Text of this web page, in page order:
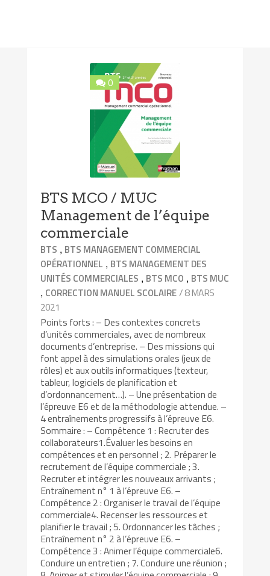
0
BTS MCO / MUC
Management de l’équipe
commerciale
BTS , BTS MANAGEMENT COMMERCIAL
OPÉRATIONNEL , BTS MANAGEMENT DES
UNITÉS COMMERCIALES , BTS MCO , BTS MUC
, CORRECTION MANUEL SCOLAIRE/ 8 MARS
2021
Points forts : – Des contextes concrets
d’unités commerciales, avec de nombreux
documents d’entreprise. – Des missions qui
font appel à des simulations orales (jeux de
rôles) et aux outils informatiques (texteur,
tableur, logiciels de planification et
d’ordonnancement…). – Une présentation de
l’épreuve E6 et de la méthodologie attendue. –
4 entraînements progressifs à l’épreuve E6.
Sommaire : – Compétence 1 : Recruter des
collaborateurs1.Évaluer les besoins en
compétences et en personnel ; 2. Préparer le
recrutement de l’équipe commerciale ; 3.
Recruter et intégrer les nouveaux arrivants ;
Entraînement n° 1 à l’épreuve E6. –
Compétence 2 : Organiser le travail de l’équipe
commerciale4. Recenser les ressources et
planifier le travail ; 5. Ordonnancer les tâches ;
Entraînement n° 2 à l’épreuve E6. –
Compétence 3 : Animer l’équipe commerciale6.
Conduire un entretien ; 7. Conduire une réunion ;